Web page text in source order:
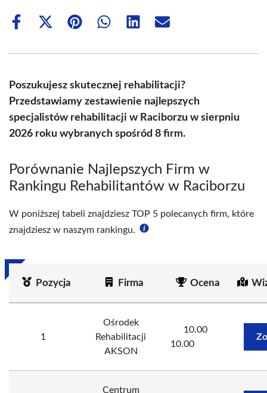
Share
Share
(Twitter)
Share Share Share Share
Poszukujesz skutecznej rehabilitacji?
Przedstawiamy zestawienie najlepszych
specjalistów rehabilitacji w Raciborzu w sierpniu
2026 roku wybranych spośród 8 firm.
Porównanie Najlepszych Firm w
Rankingu Rehabilitantów w Raciborzu
W poniższej tabeli znajdziesz TOP 5 polecanych firm, które
znajdziesz w naszym rankingu.
Pozycja Firma Ocena
1
Ośrodek
Rehabilitacji
AKSON
10.00
10.00
Centrum